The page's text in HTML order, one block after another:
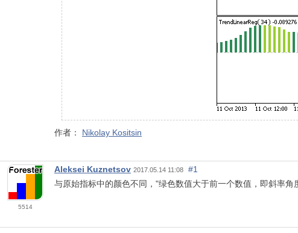
作者： Nikolay Kositsin
5514
Aleksei Kuznetsov 2017.05.14 11:08
#1
与原始指标中的颜色不同，"绿色数值大于前一个数值，即斜率角